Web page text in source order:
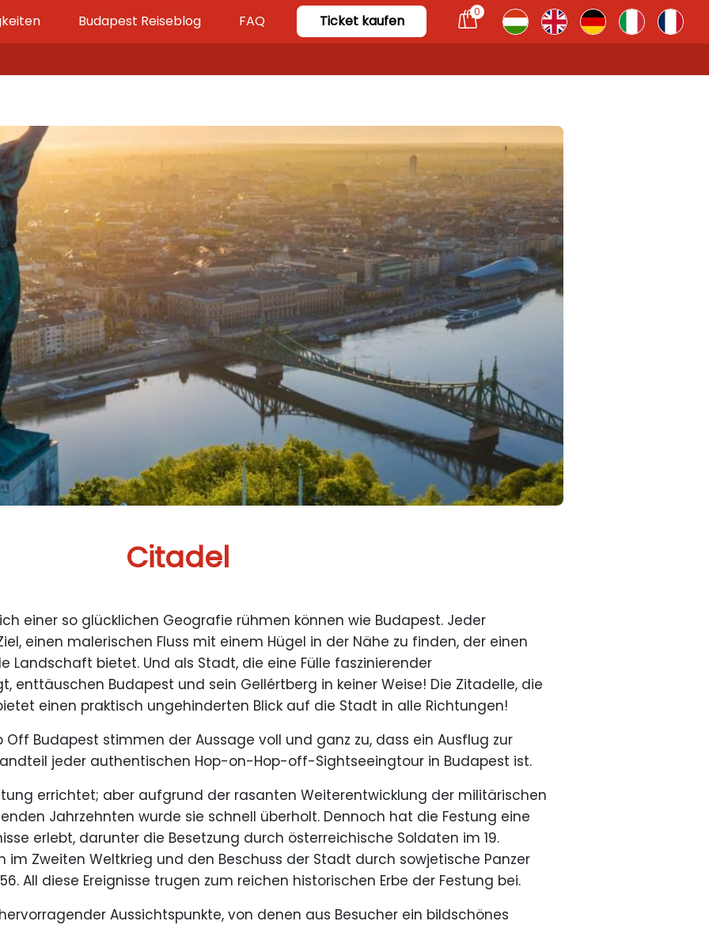
Budapest Reiseblog FAQ Ticket kaufen
0
Citadel
einer so glücklichen Geografie rühmen können wie Budapest. Jeder
einen malerischen Fluss mit einem Hügel in der Nähe zu finden, der einen
Landschaft bietet. Und als Stadt, die eine Fülle faszinierender
enttäuschen Budapest und sein Gellértberg in keiner Weise! Die Zitadelle, die
einen praktisch ungehinderten Blick auf die Stadt in alle Richtungen!
Off Budapest stimmen der Aussage voll und ganz zu, dass ein Ausflug zur
jeder authentischen Hop-on-Hop-off-Sightseeingtour in Budapest ist.
errichtet; aber aufgrund der rasanten Weiterentwicklung der militärischen
Jahrzehnten wurde sie schnell überholt. Dennoch hat die Festung eine
erlebt, darunter die Besetzung durch österreichische Soldaten im 19.
im Zweiten Weltkrieg und den Beschuss der Stadt durch sowjetische Panzer
All diese Ereignisse trugen zum reichen historischen Erbe der Festung bei.
Aussichtspunkte, von denen aus Besucher ein bildschönes